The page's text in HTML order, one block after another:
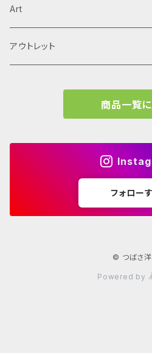
C3 magazine
El Croquis
Logo
Typography
インフォグラフィック
Products
家具
Art
アウトレット
商品一覧
フォロー
© つばさ
Powered by